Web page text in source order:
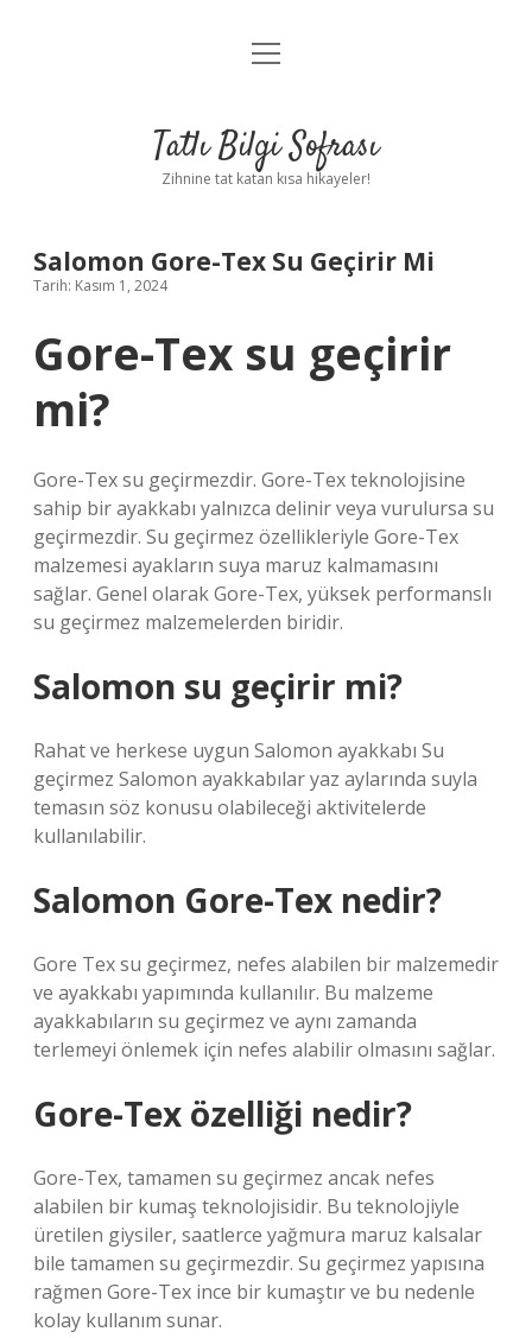
Anasayfa
Yasal Uyarı
menüyü
Tatlı Bilgi Sofrası
Zihnine tat katan kısa hikayeler!
Salomon Gore-Tex Su Geçirir Mi
Tarih: Kasım 1, 2024
Gore-Tex su geçirir
mi?
Gore-Tex su geçirmezdir. Gore-Tex teknolojisine
sahip bir ayakkabı yalnızca delinir veya vurulursa su
geçirmezdir. Su geçirmez özellikleriyle Gore-Tex
malzemesi ayakların suya maruz kalmamasını
sağlar. Genel olarak Gore-Tex, yüksek performanslı
su geçirmez malzemelerden biridir.
Salomon su geçirir mi?
Rahat ve herkese uygun Salomon ayakkabı Su
geçirmez Salomon ayakkabılar yaz aylarında suyla
temasın söz konusu olabileceği aktivitelerde
kullanılabilir.
Salomon Gore-Tex nedir?
Gore Tex su geçirmez, nefes alabilen bir malzemedir
ve ayakkabı yapımında kullanılır. Bu malzeme
ayakkabıların su geçirmez ve aynı zamanda
terlemeyi önlemek için nefes alabilir olmasını sağlar.
Gore-Tex özelliği nedir?
Gore-Tex, tamamen su geçirmez ancak nefes
alabilen bir kumaş teknolojisidir. Bu teknolojiyle
üretilen giysiler, saatlerce yağmura maruz kalsalar
bile tamamen su geçirmezdir. Su geçirmez yapısına
rağmen Gore-Tex ince bir kumaştır ve bu nedenle
kolay kullanım sunar.